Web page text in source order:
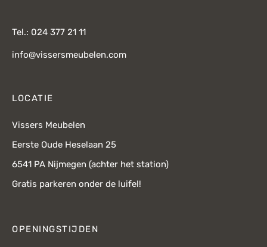
Tel.: 024 377 21 11
info@vissersmeubelen.com
LOCATIE
Vissers Meubelen
Eerste Oude Heselaan 25
6541 PA Nijmegen (achter het station)
Gratis parkeren onder de luifel!
OPENINGSTIJDEN